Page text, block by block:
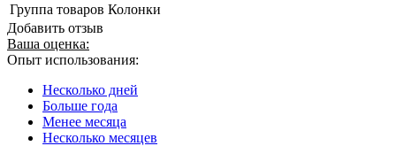
Группа товаров Колонки
Добавить отзыв
Ваша оценка:
Опыт использования:
Несколько дней
Больше года
Менее месяца
Несколько месяцев